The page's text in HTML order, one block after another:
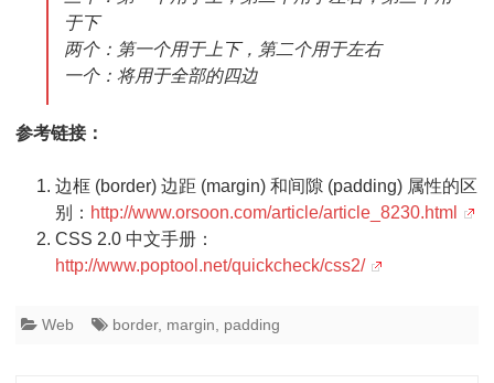
于下
两个：第一个用于上下，第二个用于左右
一个：将用于全部的四边
参考链接：
边框 (border) 边距 (margin) 和间隙 (padding) 属性的区
别： http://www.orsoon.com/article/article_8230.html
CSS 2.0 中文手册：
http://www.poptool.net/quickcheck/css2/
Web border, margin padding